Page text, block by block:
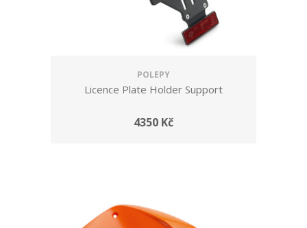
POLEPY
Licence Plate Holder Support
4350 Kč